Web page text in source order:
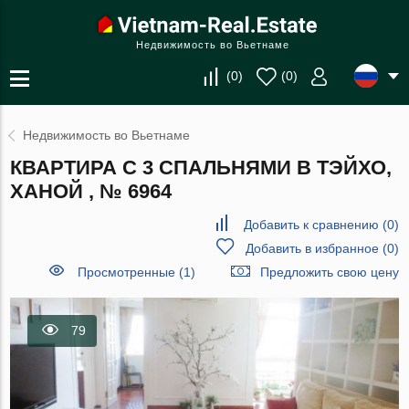
Недвижимость во Вьетнаме
(0) (0)
Недвижимость во Вьетнаме
КВАРТИРА С 3 СПАЛЬНЯМИ В ТЭЙХО,
ХАНОЙ , № 6964
Добавить к сравнению (0)
Добавить в избранное(0)
Просмотренные (1)
Предложить свою цену
79